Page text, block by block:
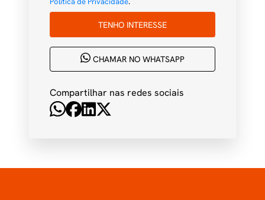
TENHO INTERESSE
CHAMAR NO WHATSAPP
Compartilhar nas redes sociais